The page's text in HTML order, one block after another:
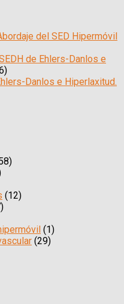
del SED Hipermóvil
de Ehlers-Danlos e
Danlos e Hiperlaxitud.
(12)
(1)
(29)